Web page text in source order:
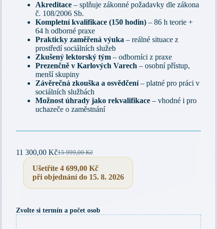
Akreditace – splňuje zákonné požadavky dle zákona
č. 108/2006 Sb.
Kompletní kvalifikace (150 hodin) – 86 h teorie +
64 h odborné praxe
Prakticky zaměřená výuka – reálné situace z
prostředí sociálních služeb
Zkušený lektorský tým – odborníci z praxe
Prezenčně v Karlových Varech – osobní přístup,
menší skupiny
Závěrečná zkouška a osvědčení– platné pro práci v
sociálních službách
Možnost úhrady jako rekvalifikace – vhodné i pro
uchazeče o zaměstnání
15 999,00Kč
Původní
cena
byla:
15 999,00 Kč.
11 300,00KčAktuální
cena
je:
11 300,00 Kč.
Ušetříte4 699,00Kč
při objednání do 15. 8. 2026
Zvolte si termín a počet osob